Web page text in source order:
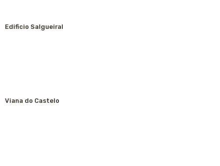
Edificio Salgueiral
Viana do Castelo